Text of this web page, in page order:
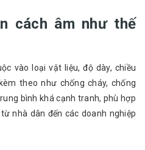
cách âm như thế
vào loại vật liệu, độ dày, chiều
theo như chống cháy, chống
bình khá cạnh tranh, phù hợp
nhà dân đến các doanh nghiệp